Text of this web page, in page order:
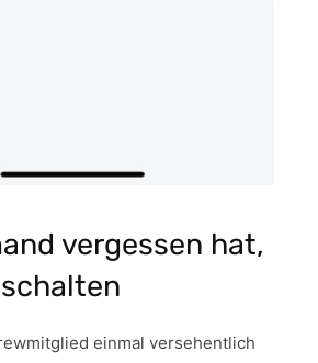
vergessen hat,
einmal versehentlich